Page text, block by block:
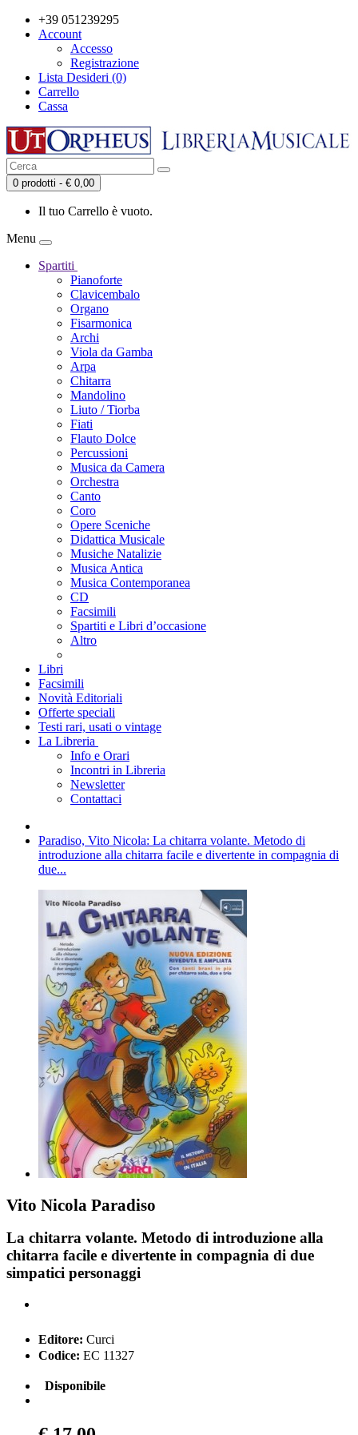
+39 051239295
Account
Accesso
Registrazione
Lista Desideri (0)
Carrello
Cassa
0 prodotti - € 0,00
Il tuo Carrello è vuoto.
Menu
Spartiti
Pianoforte
Clavicembalo
Organo
Fisarmonica
Archi
Viola da Gamba
Arpa
Chitarra
Mandolino
Liuto / Tiorba
Fiati
Flauto Dolce
Percussioni
Musica da Camera
Orchestra
Canto
Coro
Opere Sceniche
Didattica Musicale
Musiche Natalizie
Musica Antica
Musica Contemporanea
CD
Facsimili
Spartiti e Libri d’occasione
Altro
Libri
Facsimili
Novità Editoriali
Offerte speciali
Testi rari, usati o vintage
La Libreria
Info e Orari
Incontri in Libreria
Newsletter
Contattaci
Paradiso, Vito Nicola: La chitarra volante. Metodo di
introduzione alla chitarra facile e divertente in compagnia di
due...
Vito Nicola Paradiso
La chitarra volante. Metodo di introduzione alla
chitarra facile e divertente in compagnia di due
simpatici personaggi
Editore: Curci
Codice: EC 11327
Disponibile